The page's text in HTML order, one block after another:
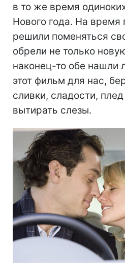
в то же время
Нового года. На время
решили поменяться
обрели не только
наконец-то обе нашли
этот фильм для нас,
сливки, сладости,
вытирать слезы.